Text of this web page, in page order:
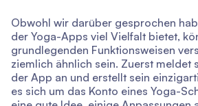
Obwohl wir darüber gesprochen
der Yoga-Apps viel Vielfalt bietet,
grundlegenden Funktionsweisen
ziemlich ähnlich sein. Zuerst meldet
der App an und erstellt sein
es sich um das Konto eines Yoga-